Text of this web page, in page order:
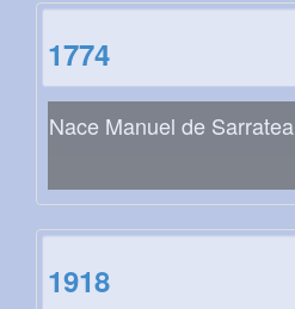
1774
Nace Manuel de Sarratea
1918